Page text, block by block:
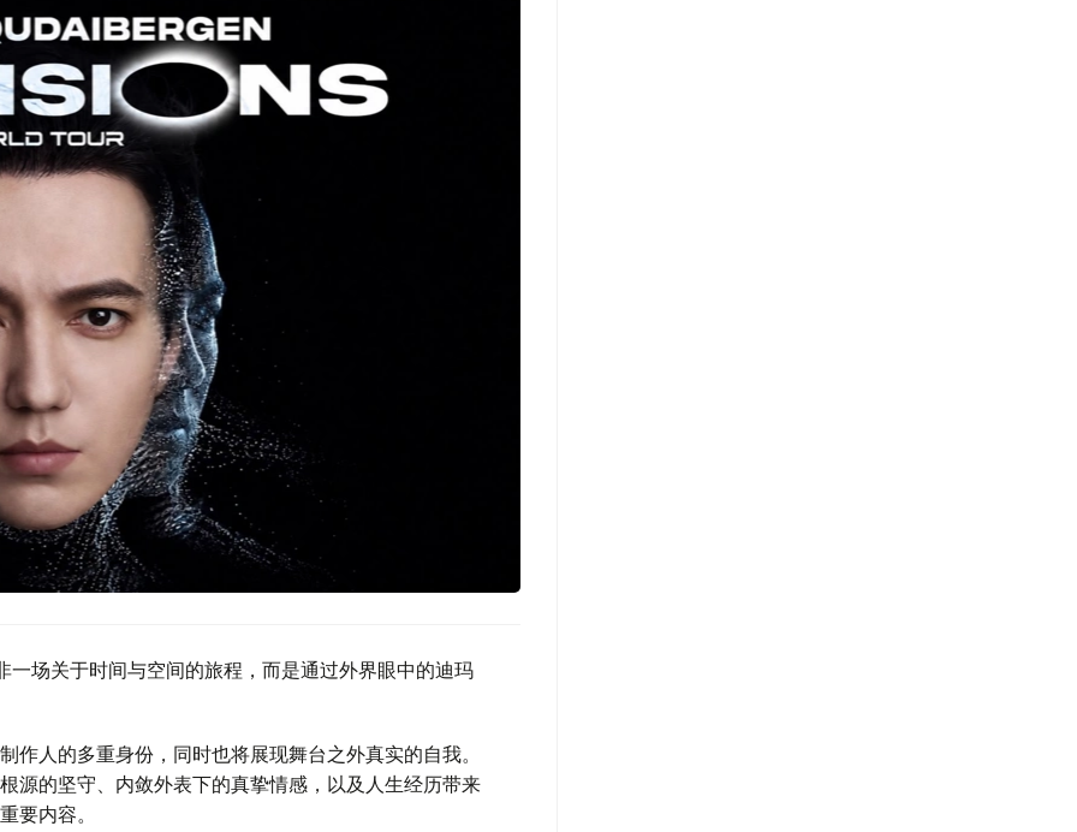
场关于时间与空间的旅程，而是通过外界眼中的迪玛
人的多重身份，同时也将展现舞台之外真实的自我。
源的坚守、内敛外表下的真挚情感，以及人生经历带来
要内容。